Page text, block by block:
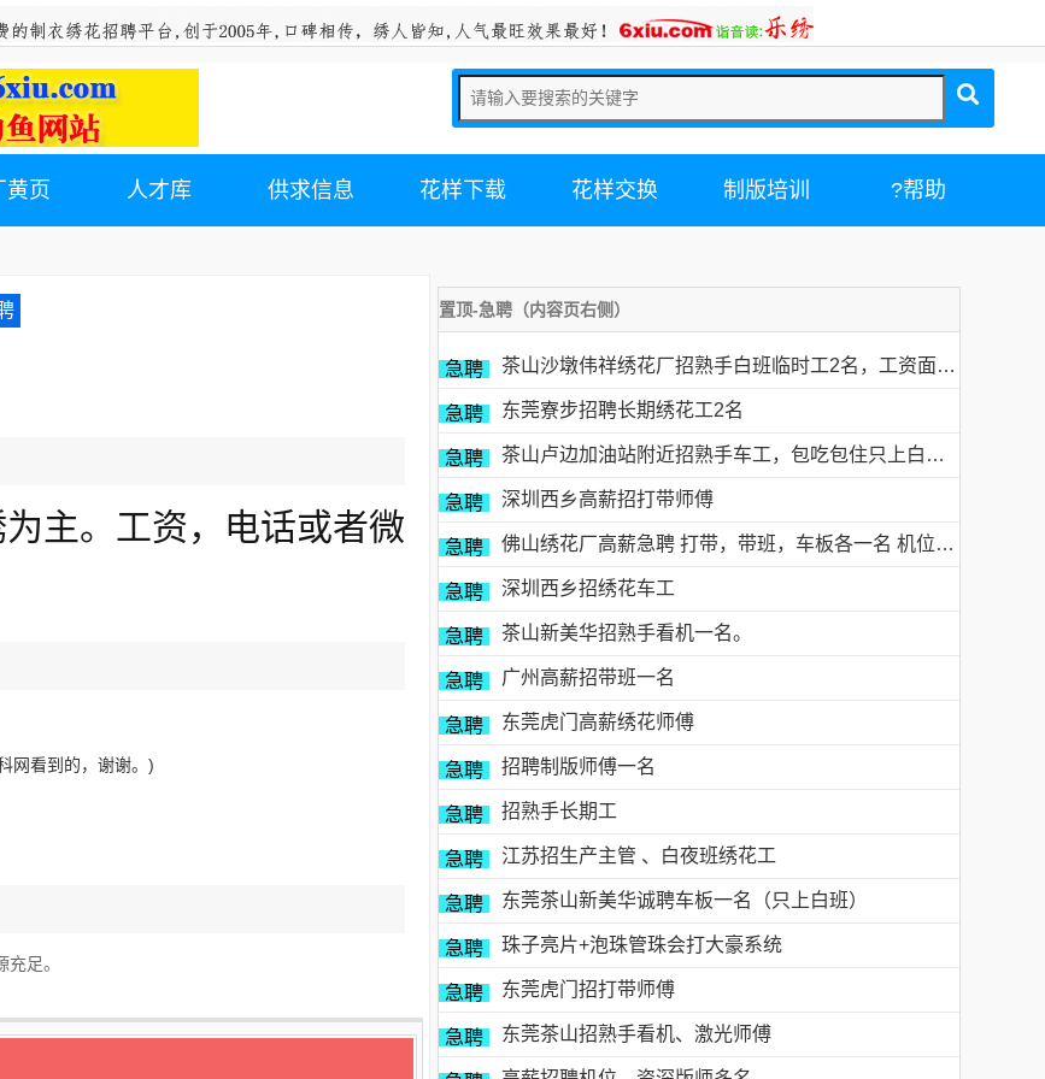
黄页 人才库 供求信息 花样下载 花样交换 制版培训 ?帮助
主。工资，电话或者微
网看到的，谢谢。)
足。
置顶-急聘（内容页右侧）
急聘 茶山沙墩伟祥绣花厂招熟手白班临时工2名，工资面议，包吃住有的请电18676754153黎生
急聘 东莞寮步招聘长期绣花工2名
急聘 茶山卢边加油站附近招熟手车工，包吃包住只上白班，工资面议有的请电德胜13546915117
急聘 深圳西乡高薪招打带师傅
急聘 佛山绣花厂高薪急聘 打带，带班，车板各一名 机位多名
急聘 深圳西乡招绣花车工
急聘 茶山新美华招熟手看机一名。
急聘 广州高薪招带班一名
急聘 东莞虎门高薪绣花师傅
急聘 招聘制版师傅一名
急聘 招熟手长期工
急聘 江苏招生产主管 、白夜班绣花工
急聘 东莞茶山新美华诚聘车板一名（只上白班）
急聘 珠子亮片+泡珠管珠会打大豪系统
急聘 东莞虎门招打带师傅
急聘 东莞茶山招熟手看机、激光师傅